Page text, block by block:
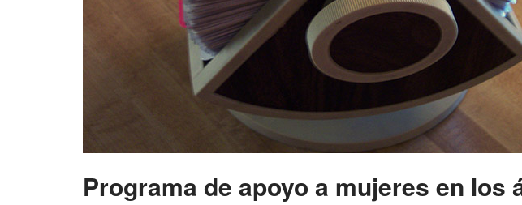
Programa de apoyo a mujeres en